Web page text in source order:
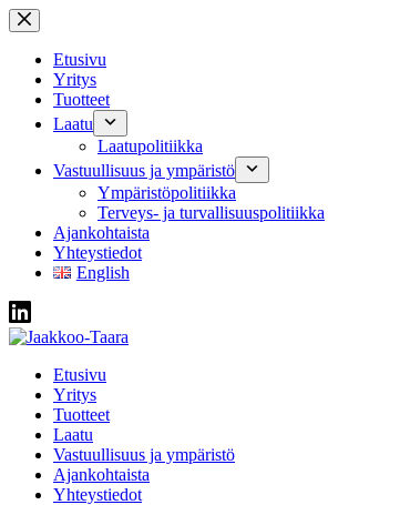
Skip
to
contentEtusivu
Yritys
Tuotteet
Laatu
Laatupolitiikka
Vastuullisuus ja ympäristö
Ympäristöpolitiikka
Terveys- ja turvallisuuspolitiikka
Ajankohtaista
Yhteystiedot
English
Etusivu
Yritys
Tuotteet
Laatu
Vastuullisuus ja ympäristö
Ajankohtaista
Yhteystiedot